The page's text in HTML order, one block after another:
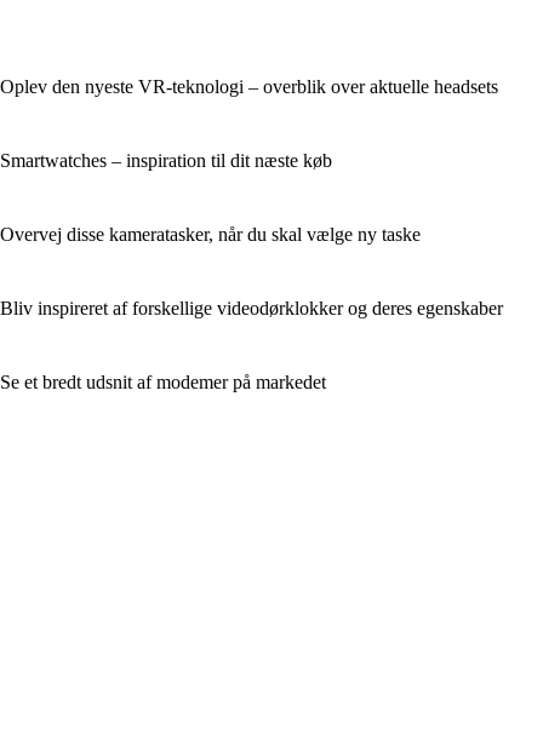
Oplev den nyeste VR-teknologi – overblik over aktuelle headsets
Smartwatches – inspiration til dit næste køb
Overvej disse kameratasker, når du skal vælge ny taske
Bliv inspireret af forskellige videodørklokker og deres egenskaber
Se et bredt udsnit af modemer på markedet